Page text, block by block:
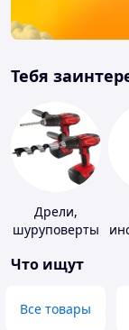
Тебя
Дрели,
шуруповерты
Что ищут
Все товары